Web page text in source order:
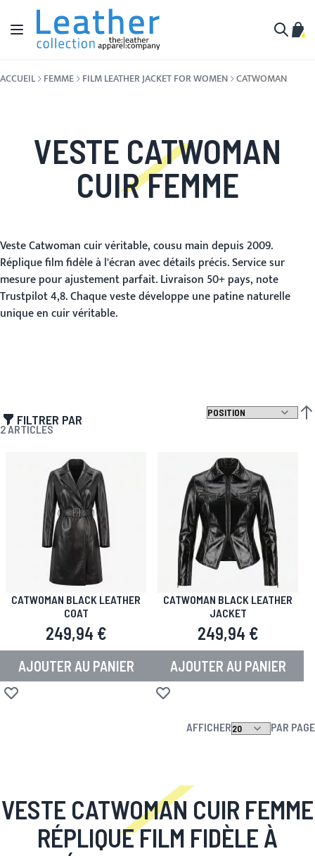
Aller au contenu
Affichage navigation
ACCUEIL FEMME FILM LEATHER JACKET FOR WOMEN CATWOMAN
VESTE CATWOMAN
CUIR FEMME
Veste Catwoman cuir véritable, cousu main depuis 2009.
Réplique film fidèle à l'écran avec détails précis. Service sur
mesure pour ajustement parfait. Livraison 50+ pays, note
Trustpilot 4,8. Chaque veste développe une patine naturelle
unique en cuir véritable.
FILTRER PAR
2ARTICLES
CATWOMAN BLACK LEATHER
COAT
249,94 €
AJOUTER AU PANIER
Ajouter à la liste d'achats
CATWOMAN BLACK LEATHER
JACKET
249,94 €
AJOUTER AU PANIER
Ajouter à la liste d'achats
AFFICHER PAR PAGE
VESTE CATWOMAN CUIR FEMME
RÉPLIQUE FILM FIDÈLE À